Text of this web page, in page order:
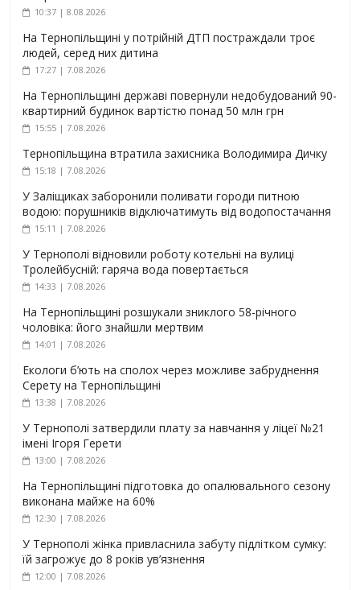
10:37 | 8.08.2026
На Тернопільщині у потрійній ДТП постраждали троє
людей, серед них дитина
17:27 | 7.08.2026
На Тернопільщині державі повернули недобудований 90-
квартирний будинок вартістю понад 50 млн грн
15:55 | 7.08.2026
Тернопільщина втратила захисника Володимира Дичку
15:18 | 7.08.2026
У Заліщиках заборонили поливати городи питною
водою: порушників відключатимуть від водопостачання
15:11 | 7.08.2026
У Тернополі відновили роботу котельні на вулиці
Тролейбусній: гаряча вода повертається
14:33 | 7.08.2026
На Тернопільщині розшукали зниклого 58-річного
чоловіка: його знайшли мертвим
14:01 | 7.08.2026
Екологи б’ють на сполох через можливе забруднення
Серету на Тернопільщині
13:38 | 7.08.2026
У Тернополі затвердили плату за навчання у ліцеї №21
імені Ігоря Герети
13:00 | 7.08.2026
На Тернопільщині підготовка до опалювального сезону
виконана майже на 60%
12:30 | 7.08.2026
У Тернополі жінка привласнила забуту підлітком сумку:
їй загрожує до 8 років ув’язнення
12:00 | 7.08.2026